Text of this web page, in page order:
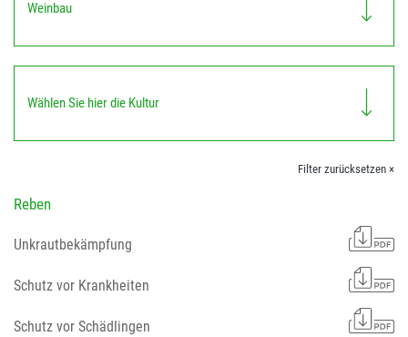
Weinbau
Wählen Sie hier die Kultur
Filter zurücksetzen ×
Reben
Unkrautbekämpfung
Schutz vor Krankheiten
Schutz vor Schädlingen